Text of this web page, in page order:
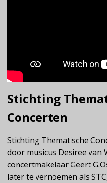
Stichting
Concerten
Stichting Thematische
door musicus Desiree van
concertmakelaar Geert
later te vernoemen als